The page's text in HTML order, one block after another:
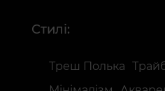
Стилі:
Треш Полька